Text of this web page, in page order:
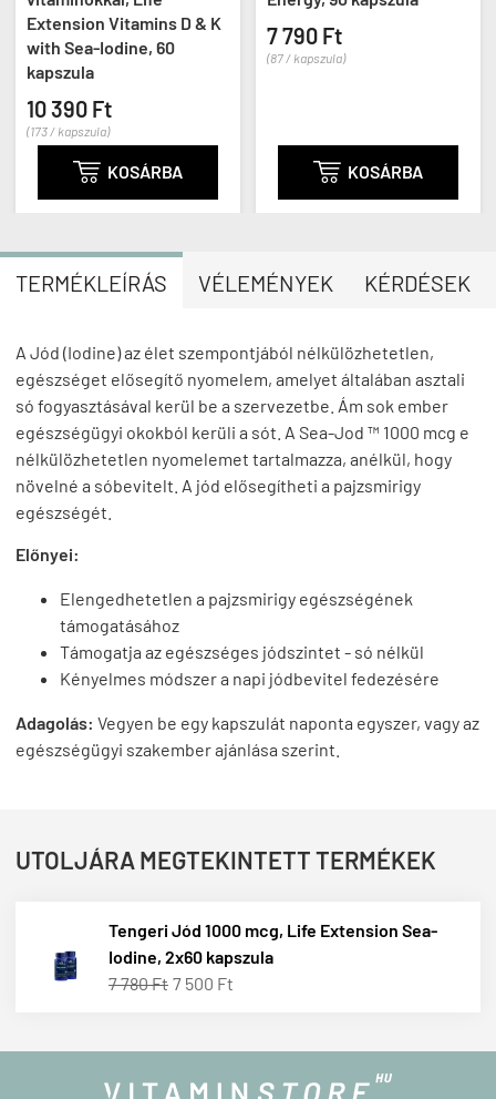
Extension Vitamins D & K
with Sea-Iodine, 60
kapszula
10 390 Ft
(173 / kapszula)
 KOSÁRBA
7 790 Ft
(87 / kapszula)
 KOSÁRBA
TERMÉKLEÍRÁS VÉLEMÉNYEK KÉRDÉSEK
A Jód (Iodine) az élet szempontjából nélkülözhetetlen,
egészséget elősegítő nyomelem, amelyet általában asztali
só fogyasztásával kerül be a szervezetbe. Ám sok ember
egészségügyi okokból kerüli a sót. A Sea-Jod ™ 1000 mcg e
nélkülözhetetlen nyomelemet tartalmazza, anélkül, hogy
növelné a sóbevitelt. A jód elősegítheti a pajzsmirigy
egészségét.
Előnyei:
Elengedhetetlen a pajzsmirigy egészségének
támogatásához
Támogatja az egészséges jódszintet - só nélkül
Kényelmes módszer a napi jódbevitel fedezésére
Adagolás: Vegyen be egy kapszulát naponta egyszer, vagy az
egészségügyi szakember ajánlása szerint.
UTOLJÁRA MEGTEKINTETT TERMÉKEK
Tengeri Jód 1000 mcg, Life Extension Sea-
Iodine, 2x60 kapszula
7 780 Ft 7 500 Ft